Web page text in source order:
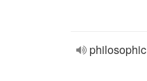
philosophic